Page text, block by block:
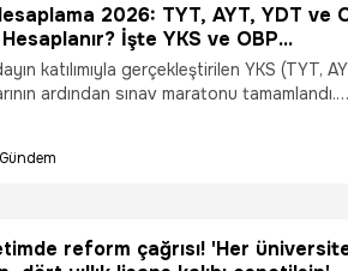
2026: TYT, AYT, YDT ve
Hesaplanır? İşte YKS ve OBP
katılımıyla gerçekleştirilen YKS (TYT,
ardından sınav maratonu tamamlandı.
aramaya başladı. Sınavda yaptıkları netlerin
inceliyor. İşte YKS puan hesaplama ve
Puanı (OBP) hesaplama ekranı...
Gündem
reform çağrısı! 'Her